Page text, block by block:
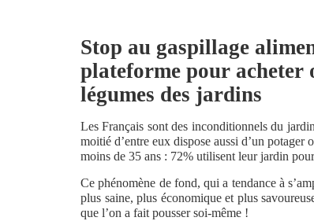
Stop au gaspillage
plateforme pour acheter
légumes des jardins
Les Français sont des inconditionnels du
moitié d’entre eux dispose aussi d’un potager
moins de 35 ans : 72% utilisent leur jardin
Ce phénomène de fond, qui a tendance à
plus saine, plus économique et plus
que l’on a fait pousser soi-même !